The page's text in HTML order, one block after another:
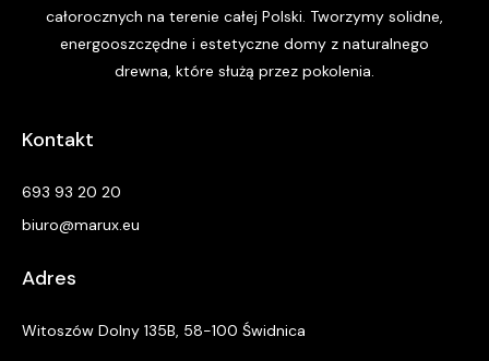
całorocznych na terenie całej Polski. Tworzymy solidne,
energooszczędne i estetyczne domy z naturalnego
drewna, które służą przez pokolenia.
Kontakt
693 93 20 20
biuro@marux.eu
Adres
Witoszów Dolny 135B, 58-100 Świdnica